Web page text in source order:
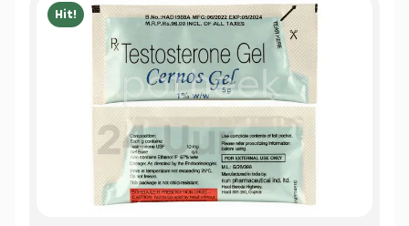
Hit!